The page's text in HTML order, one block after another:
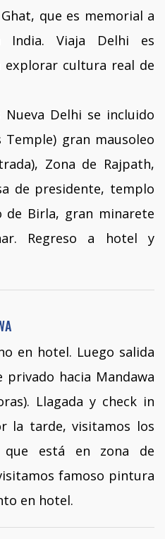
que es memorial a
India. Viaja Delhi es
cultura real de
Delhi se incluido
gran mausoleo
Zona de Rajpath,
de presidente, templo
de Birla, gran minarete
Regreso a hotel y
en hotel. Luego salida
hacia Mandawa
Llagada y check in
la tarde, visitamos los
que está en zona de
famoso pintura
en hotel.